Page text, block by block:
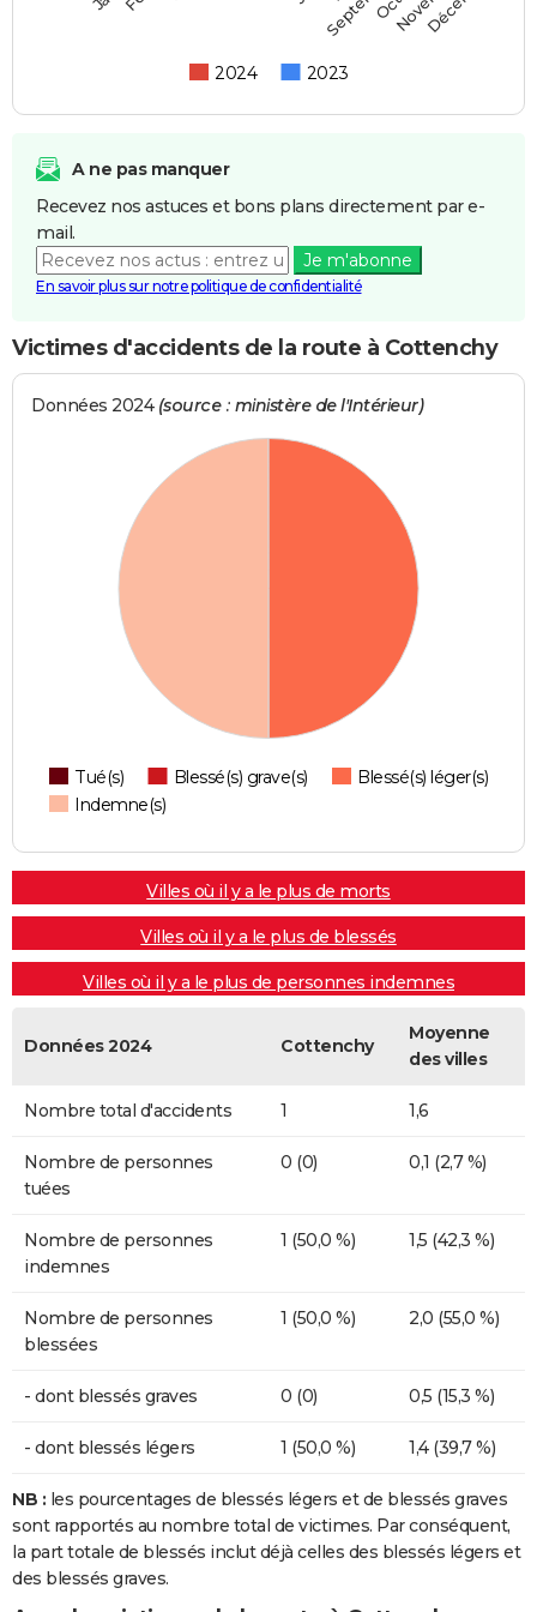
2024 2023
A ne pas manquer
Recevez nos astuces et bons plans directement par e-
mail.
Je m'abonne
En savoir plus sur notre politique de confidentialité
Victimes d'accidents de la route à Cottenchy
Données 2024 (source : ministère de l'Intérieur)
Tué(s) Blessé(s) grave(s)
Blessé(s) léger(s)
Indemne(s)
Villes où il y a le plus de morts
Villes où il y a le plus de blessés
Villes où il y a le plus de personnes indemnes
Données 2024 Cottenchy
Moyenne
des villes
Nombre total d'accidents 1 1,6
Nombre de personnes
tuées
0 (0) 0,1 (2,7 %)
Nombre de personnes
indemnes
1 (50,0 %) 1,5 (42,3 %)
Nombre de personnes
blessées
1 (50,0 %) 2,0 (55,0 %)
- dont blessés graves 0 (0) 0,5 (15,3 %)
- dont blessés légers 1 (50,0 %) 1,4 (39,7 %)
NB : les pourcentages de blessés légers et de blessés graves
sont rapportés au nombre total de victimes. Par conséquent,
la part totale de blessés inclut déjà celles des blessés légers et
des blessés graves.